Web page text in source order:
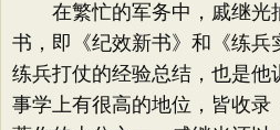
在繁忙的军务中，戚继光
书，即《纪效新书》和《练兵
练兵打仗的经验总结，也是他
事学上有很高的地位，皆收录